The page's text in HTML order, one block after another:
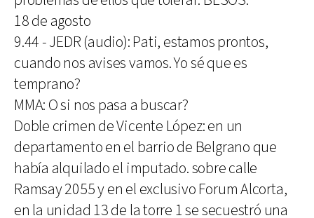
18 de agosto
9.44 - JEDR (audio): Pati, estamos prontos,
cuando nos avises vamos. Yo sé que es
temprano?
MMA: O si nos pasa a buscar?
Doble crimen de Vicente López: en un
departamento en el barrio de Belgrano que
había alquilado el imputado. sobre calle
Ramsay 2055 y en el exclusivo Forum Alcorta,
en la unidad 13 de la torre 1 se secuestró una